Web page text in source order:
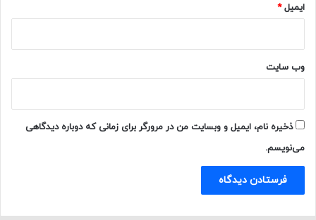
ایمیل*
وب‌ سایت
ذخیره نام، ایمیل و وبسایت من در مرورگر برای زمانی که دوباره دیدگاهی
می‌نویسم.